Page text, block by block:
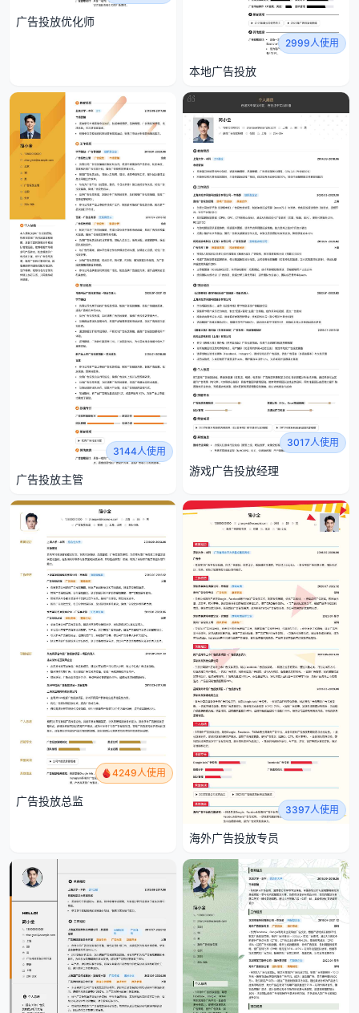
广告投放优化师
2999人使用
本地广告投放
3144人使用
广告投放主管
3017人使用
游戏广告投放经理
4249人使用
广告投放总监
3397人使用
海外广告投放专员